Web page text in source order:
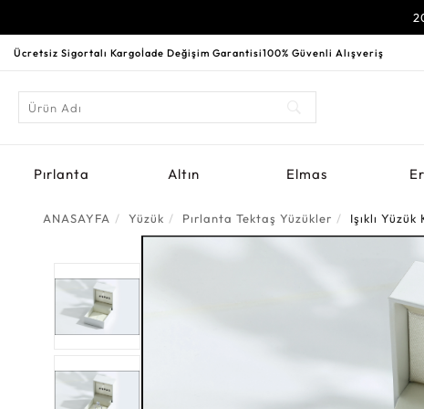
Ücretsiz Sigortalı Kargoİade Değişim Garantisi100% Güvenli Alışveriş
Pırlanta Altın Elmas
ANASAYFA Yüzük Pırlanta Tektaş Yüzükler Işıklı Yüzük